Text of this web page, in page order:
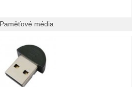
Paměťové média